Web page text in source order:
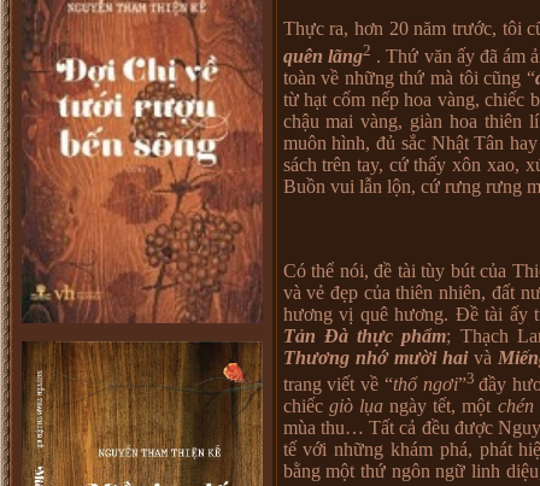
Thực ra, hơn 20 năm trước, tôi
quên lãng2 . Thứ văn ấy đã ám
toàn về những thứ mà tôi cũng “
từ hạt cốm nếp hoa vàng, chiếc
chậu mai vàng, giàn hoa thiên
muôn hình, đủ sắc Nhật Tân
sách trên tay, cứ thấy xôn xao,
Buồn vui lẫn lộn, cứ rưng rưng
Có thể nói, đề tài tùy bút của
và vẻ đẹp của thiên nhiên, đất
hương vị quê hương. Đề tài ấy
Tản Đà thực phẩm; Thạch
Thương nhớ mười hai và
trang viết về “thổ ngơi”3 đầy
chiếc giò lụangày tết, một
mùa thu… Tất cả đều được
tế với những khám phá, phát
bằng một thứ ngôn ngữ linh